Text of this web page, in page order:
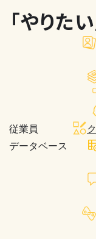
「やりた
従業員
データベース